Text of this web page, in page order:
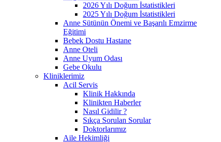
2026 Yılı Doğum İstatistikleri
2025 Yılı Doğum İstatistikleri
Anne Sütünün Önemi ve Başarılı Emzirme
Eğitimi
Bebek Dostu Hastane
Anne Oteli
Anne Uyum Odası
Gebe Okulu
Kliniklerimiz
Acil Servis
Klinik Hakkında
Klinikten Haberler
Nasıl Gidilir ?
Sıkça Sorulan Sorular
Doktorlarımız
Aile Hekimliği